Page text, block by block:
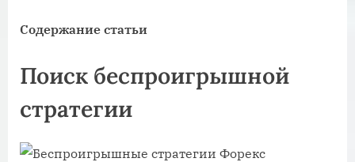
Содержание статьи
Поиск беспроигрышной
стратегии